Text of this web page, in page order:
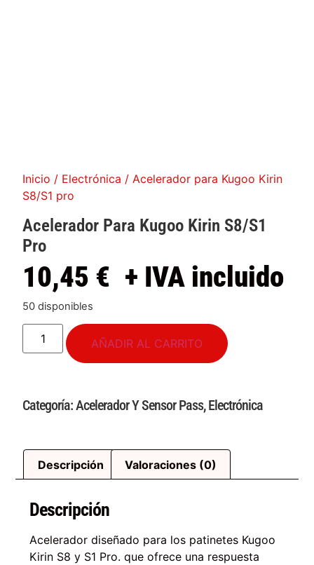
Inicio / Electrónica / Acelerador para Kugoo Kirin
S8/S1 pro
Acelerador Para Kugoo Kirin S8/S1
Pro
10,45 € + IVA incluido
50 disponibles
AÑADIR AL CARRITO
Categoría:Acelerador Y Sensor Pass,Electrónica
Descripción Valoraciones (0)
Descripción
Acelerador diseñado para los patinetes Kugoo
Kirin S8 y S1 Pro. que ofrece una respuesta